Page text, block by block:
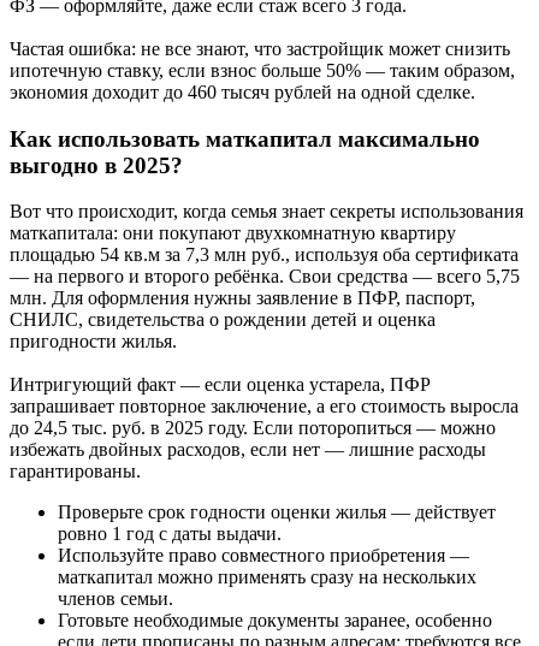
ФЗ — оформляйте, даже если стаж всего 3 года.
Частая ошибка: не все знают, что застройщик может снизить
ипотечную ставку, если взнос больше 50% — таким образом,
экономия доходит до 460 тысяч рублей на одной сделке.
Как использовать маткапитал максимально
выгодно в 2025?
Вот что происходит, когда семья знает секреты использования
маткапитала: они покупают двухкомнатную квартиру
площадью 54 кв.м за 7,3 млн руб., используя оба сертификата
— на первого и второго ребёнка. Свои средства — всего 5,75
млн. Для оформления нужны заявление в ПФР, паспорт,
СНИЛС, свидетельства о рождении детей и оценка
пригодности жилья.
Интригующий факт — если оценка устарела, ПФР
запрашивает повторное заключение, а его стоимость выросла
до 24,5 тыс. руб. в 2025 году. Если поторопиться — можно
избежать двойных расходов, если нет — лишние расходы
гарантированы.
Проверьте срок годности оценки жилья — действует
ровно 1 год с даты выдачи.
Используйте право совместного приобретения —
маткапитал можно применять сразу на нескольких
членов семьи.
Готовьте необходимые документы заранее, особенно